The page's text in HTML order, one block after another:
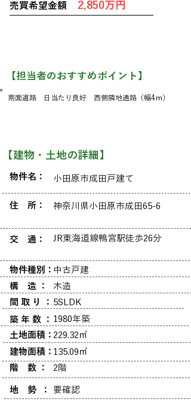
売買希望金額 2,850万円
​【担当者のおすすめポイント】
南面道路 日当たり良好 西側隣地通路（幅4ｍ）
【建物・土地の詳細】
物件名： 小田原市成田戸建て
​住 所： 神奈川県小田原市成田65-6
交 通： JR東海道線鴨宮駅徒歩26分
物件種別： 中古戸建
木造
構 造 ：
間 取 り ： 5SLDK
築 年 数 ： 1980年築
土地面積：229.32㎡
建物面積：135.09㎡
階 数 ：
2階
地 勢 ： 要確認